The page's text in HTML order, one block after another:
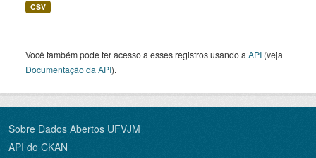
CSV
Você também pode ter acesso a esses registros usando a API (veja
Documentação da API).
Sobre Dados Abertos UFVJM
API do CKAN